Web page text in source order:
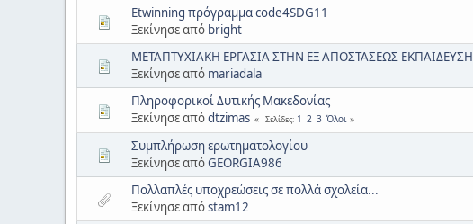
Εtwinning πρόγραμμα code4SDG11
Ξεκίνησε από bright
ΜΕΤΑΠΤΥΧΙΑΚΗ ΕΡΓΑΣΙΑ ΣΤΗΝ ΕΞ ΑΠΟΣΤΑΣΕΩΣ ΕΚΠΑΙΔΕΥΣΗ
Ξεκίνησε από mariadala
Πληροφορικοί Δυτικής Μακεδονίας
Ξεκίνησε απόdtzimas Σελίδες 1 2 3 Όλοι
Συμπλήρωση ερωτηματολογίου
Ξεκίνησε απόGEORGIA986
Πολλαπλές υποχρεώσεις σε πολλά σχολεία...
Ξεκίνησε απόstam12